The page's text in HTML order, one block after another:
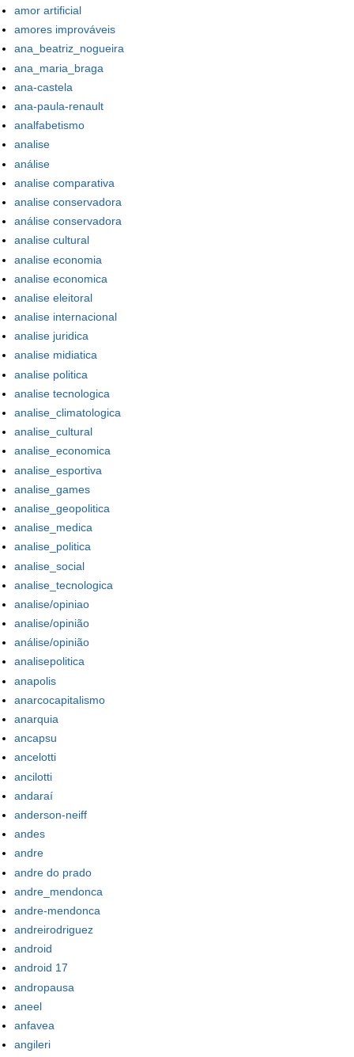
amor artificial
amores improváveis
ana_beatriz_nogueira
ana_maria_braga
ana-castela
ana-paula-renault
analfabetismo
analise
análise
analise comparativa
analise conservadora
análise conservadora
analise cultural
analise economia
analise economica
analise eleitoral
analise internacional
analise juridica
analise midiatica
analise politica
analise tecnologica
analise_climatologica
analise_cultural
analise_economica
analise_esportiva
analise_games
analise_geopolitica
analise_medica
analise_politica
analise_social
analise_tecnologica
analise/opiniao
analise/opinião
análise/opinião
analisepolitica
anapolis
anarcocapitalismo
anarquia
ancapsu
ancelotti
ancilotti
andaraí
anderson-neiff
andes
andre
andre do prado
andre_mendonca
andre-mendonca
andreirodriguez
android
android 17
andropausa
aneel
anfavea
angileri